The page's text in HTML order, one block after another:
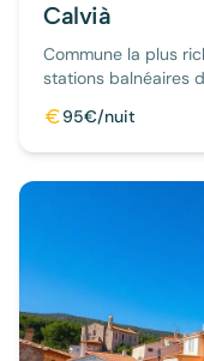
Calvià
Commune la plus
stations balnéaires
95€/nuit